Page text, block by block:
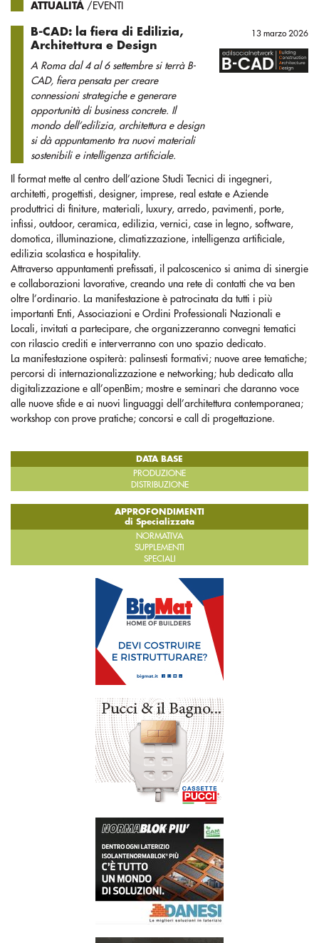
ATTUALITÀ /EVENTI
B-CAD: la fiera di Edilizia,
Architettura e Design
A Roma dal 4 al 6 settembre si terrà B-
CAD, fiera pensata per creare
connessioni strategiche e generare
opportunità di business concrete. Il
mondo dell’edilizia, architettura e design
si dà appuntamento tra nuovi materiali
sostenibili e intelligenza artificiale.
13 marzo 2026
Il format mette al centro dell’azione Studi Tecnici di ingegneri,
architetti, progettisti, designer, imprese, real estate e Aziende
produttrici di finiture, materiali, luxury, arredo, pavimenti, porte,
infissi, outdoor, ceramica, edilizia, vernici, case in legno, software,
domotica, illuminazione, climatizzazione, intelligenza artificiale,
edilizia scolastica e hospitality.
Attraverso appuntamenti prefissati, il palcoscenico si anima di sinergie
e collaborazioni lavorative, creando una rete di contatti che va ben
oltre l’ordinario. La manifestazione è patrocinata da tutti i più
importanti Enti, Associazioni e Ordini Professionali Nazionali e
Locali, invitati a partecipare, che organizzeranno convegni tematici
con rilascio crediti e interverranno con uno spazio dedicato.
La manifestazione ospiterà: palinsesti formativi; nuove aree tematiche;
percorsi di internazionalizzazione e networking; hub dedicato alla
digitalizzazione e all’openBim; mostre e seminari che daranno voce
alle nuove sfide e ai nuovi linguaggi dell’architettura contemporanea;
workshop con prove pratiche; concorsi e call di progettazione.
DATA BASE
PRODUZIONE
DISTRIBUZIONE
APPROFONDIMENTI
di Specializzata
NORMATIVA
SUPPLEMENTI
SPECIALI